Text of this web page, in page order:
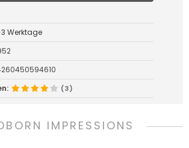
3 Werktage
(3)
IMPRESSIONS